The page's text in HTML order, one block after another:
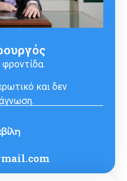
φροντίδα.
και δεν